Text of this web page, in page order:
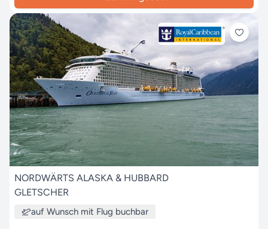
NORDWÄRTS ALASKA & HUBBARD
GLETSCHER
auf Wunsch mit Flug buchbar